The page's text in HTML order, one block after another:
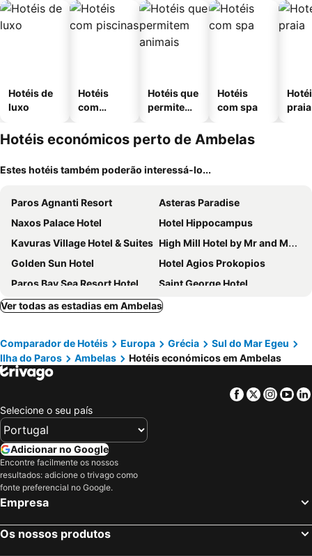
Hotéis de
luxo
Hotéis
com
Hotéis que
permitem
Hotéis
com spa
praia
Hotéis económicos perto de Ambelas
Estes hotéis também poderão interessá-lo...
Paros Agnanti Resort
Asteras Paradise
Naxos Palace Hotel
Hotel Hippocampus
Kavuras Village Hotel & Suites High Mill Hotel by Mr and Mrs White
Golden Sun Hotel
Hotel Agios Prokopios
Paros Bay Sea Resort Hotel
Saint George Hotel
Roses Beach Hotel
San Antonio Summer House Paros by GHH
Narges Hotel
Eri Hotel
Poseidon of Paros Hotel & Spa
Mr & Mrs White Paros
Dimitra Hotel
Aegean Palace
Plaza Beach Hotel
Polos Hotel Paros by GHH
Naxos Magic Village
Astir Of Naxos
Naoussa Hotel Paros by Booking Kottas
Naxos Holidays
The Key
Fyrogenis Palace
Ver todas as estadias em Ambelas
Comparador de Hotéis Europa Grécia
Sul do Mar Egeu
Ilha do Paros
Ambelas Hotéis económicos em Ambelas
Facebook
Twitter
Selecione o seu país
Adicionar no Google
Encontre facilmente os nossos
resultados: adicione o trivago como
fonte preferencial no Google.
Empresa
Os nossos produtos